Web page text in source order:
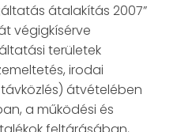
átalakítás 2007”
végigkísérve
területek
irodai
átvételében
a működési és